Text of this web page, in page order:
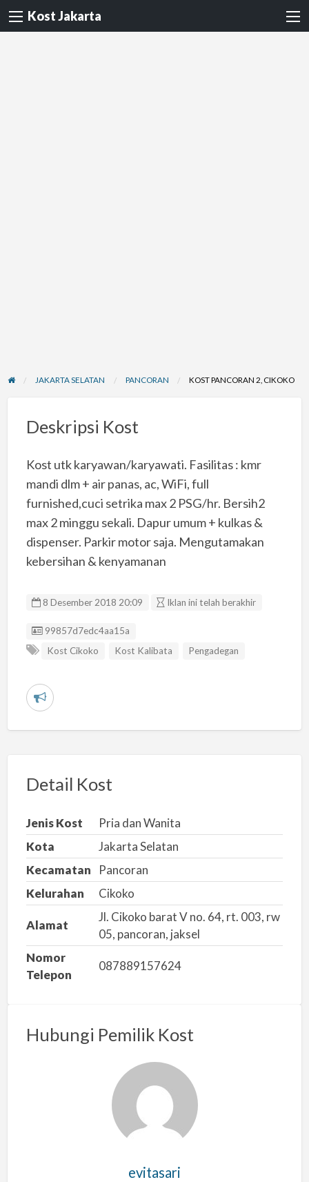
Kost Jakarta
JAKARTA SELATAN PANCORAN KOST PANCORAN 2, CIKOKO
Deskripsi Kost
Kost utk karyawan/karyawati. Fasilitas : kmr
mandi dlm + air panas, ac, WiFi, full
furnished,cuci setrika max 2 PSG/hr. Bersih2
max 2 minggu sekali. Dapur umum + kulkas &
dispenser. Parkir motor saja. Mengutamakan
kebersihan & kenyamanan
8 Desember 2018 20:09 Iklan ini telah berakhir
Listing ID
99857d7edc4aa15a
Kost Cikoko
Kost Kalibata Pengadegan
L
r
n
m
a
s
a
l
a
h
Detail Kost
Jenis Kost
Pria dan Wanita
Kota
Jakarta Selatan
Kecamatan
Pancoran
Kelurahan
Cikoko
Alamat
Jl. Cikoko barat V no. 64, rt. 003, rw
05, pancoran, jaksel
Nomor
Telepon
087889157624
Hubungi Pemilik Kost
evitasari